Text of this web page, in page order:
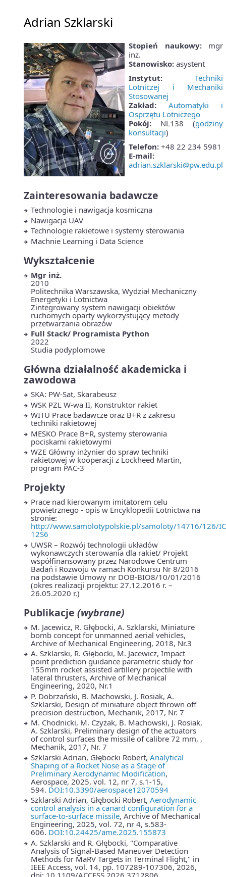
Adrian Szklarski
Stopień naukowy: mgr
inż.
Stanowisko: asystent
Instytut: Techniki
Lotniczej i Mechaniki
Stosowanej
Zakład: Automatyki i
Osprzętu Lotniczego
Pokój: NL138 (godziny
konsultacji)
Telefon: +48 22 234 5981
E-mail:
adrian.szklarski@pw.edu.pl
Zainteresowania badawcze
Technologie i nawigacja kosmiczna
Nawigacja UAV
Technologie rakietowe i systemy sterowania
Machnie Learning i Data Science
Wykształcenie
Mgr inż.
2010
Politechnika Warszawska, Wydział Mechaniczny
Energetyki i Lotnictwa
Zintegrowany system nawigacji obiektów
ruchomych oparty wykorzystujący metody
przetwarzania obrazów
Full Stack/ Programista Python
2022
Studia podyplomowe
Główna działalność akademicka i
zawodowa
SKA: PW-Sat, Skarabeusz
WSK PZL W-wa II, Konstruktor rakiet
WITU Prace badawcze oraz B+R z zakresu
techniki rakietowej
MESKO Prace B+R, systemy sterowania
pociskami rakietowymi
WZE Główny inżynier do spraw techniki
rakietowej w kooperacji z Lockheed Martin,
program PAC-3
Projekty
Prace nad kierowanym imitatorem celu
powietrznego - opis w Encyklopedii Lotnictwa na
stronie:
http://www.samolotypolskie.pl/samoloty/14716/126/
12S6
UWSR – Rozwój technologii układów
wykonawczych sterowania dla rakiet/ Projekt
współfinansowany przez Narodowe Centrum
Badań i Rozwoju w ramach Konkursu Nr 8/2016
na podstawie Umowy nr DOB-BIO8/10/01/2016
(okres realizacji projektu: 27.12.2016 r. –
26.05.2020 r.)
Publikacje (wybrane)
M. Jacewicz, R. Głębocki, A. Szklarski, Miniature
bomb concept for unmanned aerial vehicles,
Archive of Mechanical Engineering, 2018, Nr.3
A. Szklarski, R. Głębocki, M. Jacewicz, Impact
point prediction guidance parametric study for
155mm rocket assisted artillery projectile with
lateral thrusters, Archive of Mechanical
Engineering, 2020, Nr.1
P. Dobrzański, B. Machowski, J. Rosiak, A.
Szklarski, Design of miniature object thrown off
precision destruction, Mechanik, 2017, Nr. 7
M. Chodnicki, M. Czyżak, B. Machowski, J. Rosiak,
A. Szklarski, Preliminary design of the actuators
of control surfaces the missile of calibre 72 mm, ,
Mechanik, 2017, Nr. 7
Szklarski Adrian, Głębocki Robert, Analytical
Shaping of a Rocket Nose as a Stage of
Preliminary Aerodynamic Modification,
Aerospace, 2025, vol. 12, nr 7, s.1-15,
594. DOI:10.3390/aerospace12070594
Szklarski Adrian, Głębocki Robert, Aerodynamic
control analysis in a canard configuration for a
surface-to-surface missile, Archive of Mechanical
Engineering, 2025, vol. 72, nr 4, s.583-
606. DOI:10.24425/ame.2025.155873
A. Szklarski and R. Głębocki, "Comparative
Analysis of Signal-Based Maneuver Detection
Methods for MaRV Targets in Terminal Flight," in
IEEE Access, vol. 14, pp. 107289-107306, 2026,
doi: 10.1109/ACCESS.2026.3712806